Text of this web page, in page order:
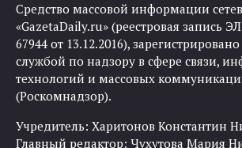
Средство массовой информации
«GazetaDaily.ru» (реестровая запись
67944 от 13.12.2016),
службой по надзору в сфере связи,
технологий и массовых
(Роскомнадзор).
Учредитель: Харитонов Константин
Главный редактор: Чухутова Мария